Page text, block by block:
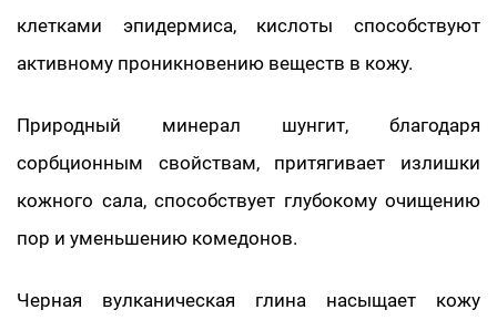
клетками эпидермиса, кислоты способствуют
активному проникновению веществ в кожу.
Природный минерал шунгит, благодаря
сорбционным свойствам, притягивает излишки
кожного сала, способствует глубокому очищению
пор и уменьшению комедонов.
Черная вулканическая глина насыщает кожу